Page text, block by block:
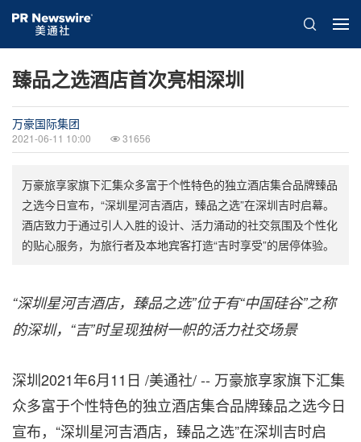
臻品之选酒店首次亮相深圳
万豪国际集团
2021-06-11 10:00 31656
万豪旅享家旗下汇集众多富于个性特色的独立酒店集合品牌臻品
之选今日宣布，“深圳星河吉酒店，臻品之选”在深圳吉时启幕。
酒店致力于通过引人入胜的设计、活力涌动的社交氛围及个性化
的贴心服务，为旅行者及本地宾客打造“吉时享受”的居停体验。
“深圳星河吉酒店，臻品之选”位于有“中国硅谷”之称
的深圳，“吉”时呈现独树一帜的活力社交场景
深圳2021年6月11日 /美通社/ -- 万豪旅享家旗下汇集
众多富于个性特色的独立酒店集合品牌臻品之选今日
宣布，“深圳星河吉酒店，臻品之选”在深圳吉时启